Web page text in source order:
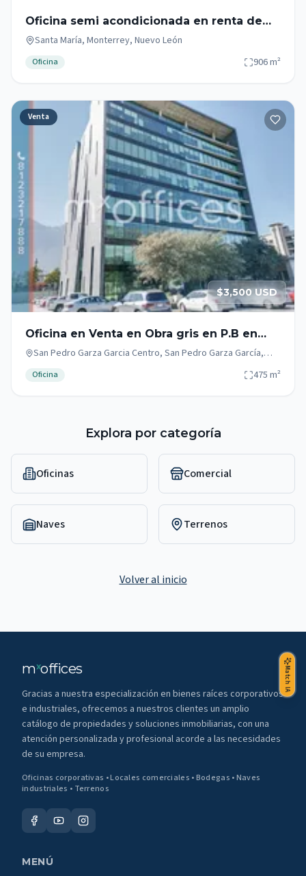
Match IA
Oficina semi acondicionada en renta de
906m2 zona Santa María
Santa María, Monterrey, Nuevo León
Oficina 906m²
Venta
$3,500 USD
Oficina en Venta en Obra gris en P.B en
San Pedro Garza Garcia
San Pedro Garza Garcia Centro, San Pedro Garza García,
Oficina 475 m²
Explora por categoría
Oficinas Comercial
Naves Terrenos
Volver al inicio
mxoffices
Gracias a nuestra especialización en bienes raíces corporativos
e industriales, ofrecemos a nuestros clientes un amplio
catálogo de propiedades y soluciones inmobiliarias, con una
atención personalizada y profesional acorde a las necesidades
de su empresa.
Oficinas corporativas • Locales comerciales • Bodegas • Naves
industriales • Terrenos
MENÚ